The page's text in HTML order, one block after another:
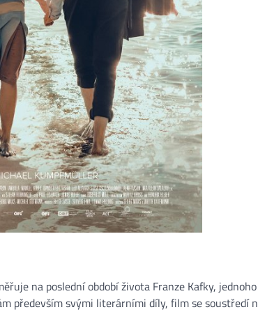
na poslední období života Franze Kafky,
především svými literárními díly, film se soustředí